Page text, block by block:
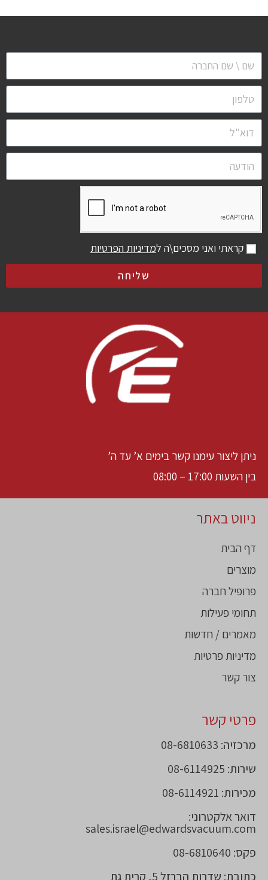
קראתי ואני מסכים\ה למדיניות הפרטיות
שליחה
ניתן ליצור עימנו קשר בימים א’ עד ה’
בין השעות 17:00 – 08:00
ניווט באתר
דף הבית
מוצרים
פרופיל חברה
תחומי פעילות
מאמרים / חדשות
מדיניות פרטיות
צור קשר
פרטי קשר
מרכזיה: 08-6810633
שירות: 08-6114925
מכירות: 08-6114921
דואר אלקטרוני:
sales.israel@edwardsvacuum.com
פקס: 08-6810640
כתובת: שדרות הברזל 5, קרית גת